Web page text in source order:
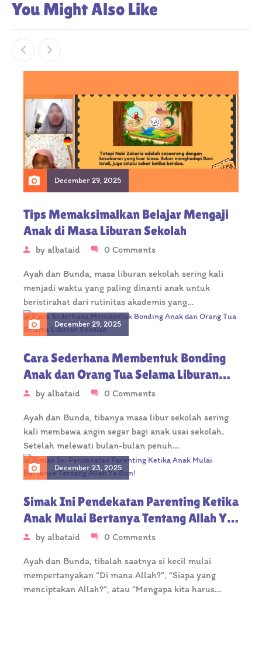
You Might Also Like
December 29, 2025
Tips Memaksimalkan Belajar Mengaji
Anak di Masa Liburan Sekolah
by albataid 0 Comments
Ayah dan Bunda, masa liburan sekolah sering kali
menjadi waktu yang paling dinanti anak untuk
beristirahat dari rutinitas akademis yang…
December 29, 2025
Cara Sederhana Membentuk Bonding
Anak dan Orang Tua Selama Liburan
Sekolah
by albataid 0 Comments
Ayah dan Bunda, tibanya masa libur sekolah sering
kali membawa angin segar bagi anak usai sekolah.
Setelah melewati bulan-bulan penuh…
December 23, 2025
Simak Ini Pendekatan Parenting Ketika
Anak Mulai Bertanya Tentang Allah Ya
Bun!
by albataid 0 Comments
Ayah dan Bunda, tibalah saatnya si kecil mulai
mempertanyakan “Di mana Allah?”, “Siapa yang
menciptakan Allah?”, atau “Mengapa kita harus…